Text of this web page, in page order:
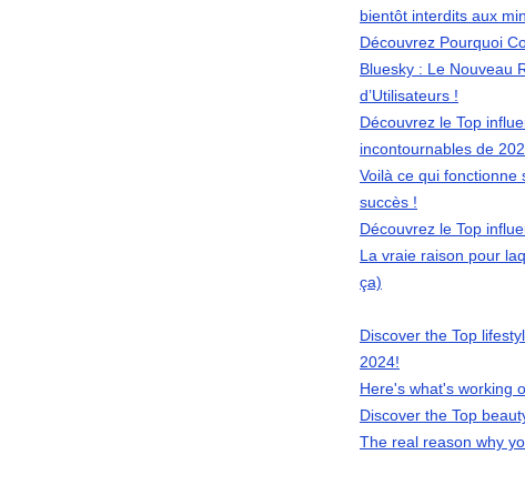
bientôt interdits aux
Découvrez Pourquoi
Bluesky : Le Nouveau
d’Utilisateurs !
Découvrez le Top
incontournables de
Voilà ce qui fonctionne
succès !
Découvrez le Top
La vraie raison pour
ça)
Discover the Top
2024!
Here's what's working
Discover the Top
The real reason why